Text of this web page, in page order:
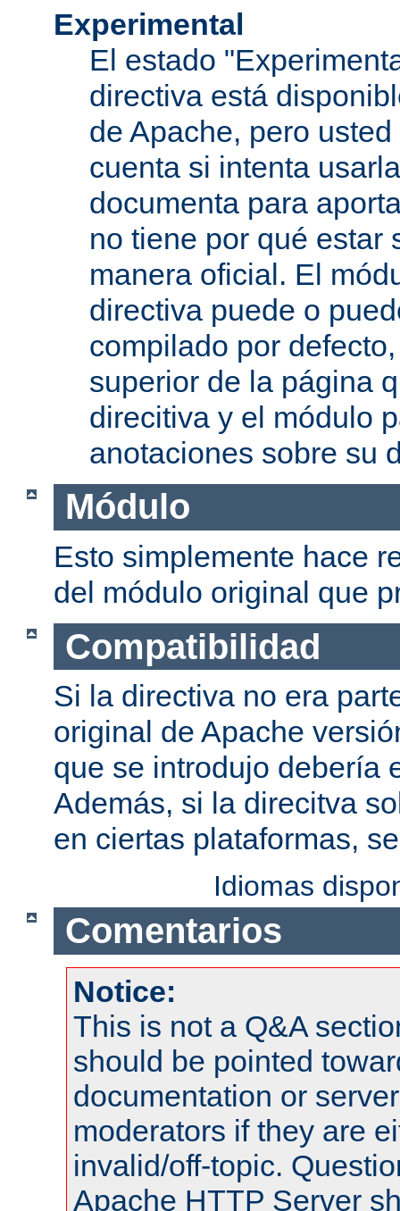
Experimental
El estado
directiva está
de Apache, pero
cuenta si intenta
documenta para
no tiene por qué estar
manera oficial. El
directiva puede o
compilado por
superior de la página
direcitiva y el módulo
anotaciones sobre su
Módulo
Esto simplemente hace
del módulo original que
Compatibilidad
Si la directiva no era
original de Apache
que se introdujo debería
Además, si la direcitva
en ciertas plataformas,
Idiomas
Comentarios
Notice:
This is not a Q&A
should be pointed
documentation or
moderators if they are
invalid/off-topic.
Apache HTTP Server